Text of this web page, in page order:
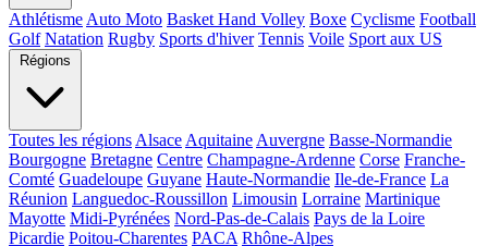
Athlétisme Auto Moto Basket Hand Volley Boxe Cyclisme Football
Golf Natation Rugby Sports d'hiver Tennis Voile Sport aux US
Régions
Toutes les régions Alsace Aquitaine Auvergne Basse-Normandie
Bourgogne Bretagne Centre Champagne-Ardenne Corse Franche-
Comté Guadeloupe Guyane Haute-Normandie Ile-de-France La
Réunion Languedoc-Roussillon Limousin Lorraine Martinique
Mayotte Midi-Pyrénées Nord-Pas-de-Calais Pays de la Loire
Picardie Poitou-Charentes PACA Rhône-Alpes